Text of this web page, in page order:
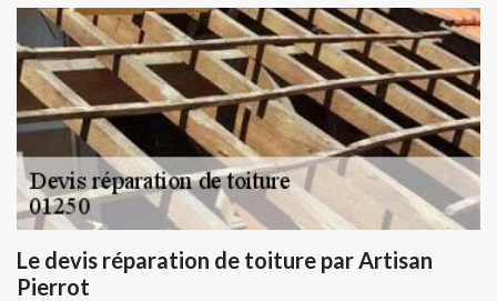
Le devis réparation de toiture par Artisan
Pierrot